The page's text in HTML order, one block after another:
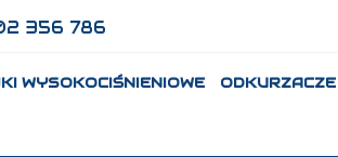
356 786
WYSOKOCIŚNIENIOWE